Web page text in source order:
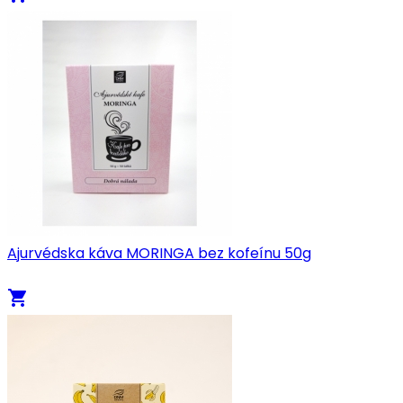
Ajurvédska káva MORINGA bez kofeínu 50g
local_grocery_store